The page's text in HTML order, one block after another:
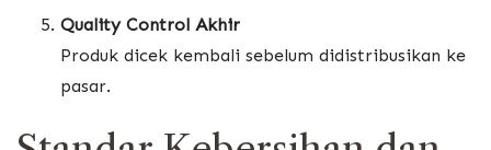
Quality Control Akhir
Produk dicek kembali sebelum didistribusikan ke
pasar.